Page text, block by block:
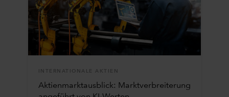
INTERNATIONALE AKTIEN
Aktienmarktausblick: Marktverbreiterung